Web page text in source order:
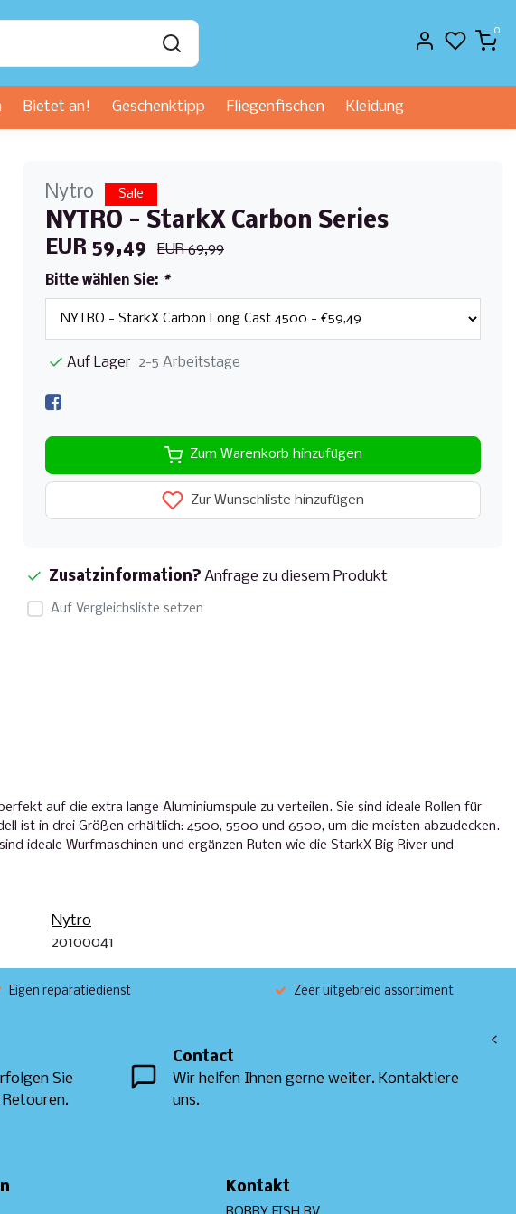
0
Bietet an! Geschenktipp Fliegenfischen Kleidung
Nytro Sale
NYTRO - StarkX Carbon Series
EUR 59,49 EUR 69,99
Bitte wählen Sie: *
Auf Lager 2-5 Arbeitstage
Zum Warenkorb hinzufügen
Zur Wunschliste hinzufügen
Zusatzinformation? Anfrage zu diesem Produkt
Auf Vergleichsliste setzen
auf die extra lange Aluminiumspule zu verteilen. Sie sind ideale Rollen für
ist in drei Größen erhältlich: 4500, 5500 und 6500, um die meisten abzudecken.
ideale Wurfmaschinen und ergänzen Ruten wie die StarkX Big River und
Nytro
20100041
Eigen reparatiedienst Zeer uitgebreid assortiment
Sie
Contact
Wir helfen Ihnen gerne weiter. Kontaktiere
uns.
<
Kontakt